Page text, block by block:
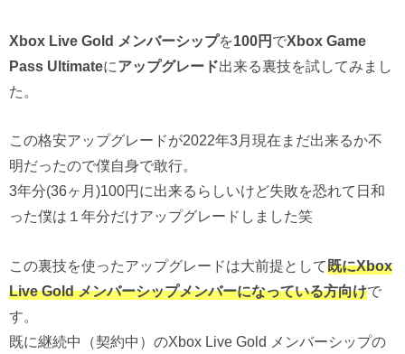
Xbox Live Gold メンバーシップを100円 でXbox Game
Pass Ultimateにアップグレード出来る裏技を試してみまし
た。
この格安アップグレードが2022年3月現在まだ出来るか不
明だったので僕自身で敢行。
3年分(36ヶ月)100円に出来るらしいけど失敗を恐れて日和
った僕は１年分だけアップグレードしました笑
この裏技を使ったアップグレードは大前提として既にXbox
Live Gold メンバーシップメンバーになっている方向けで
す。
既に継続中（契約中）のXbox Live Gold メンバーシップの